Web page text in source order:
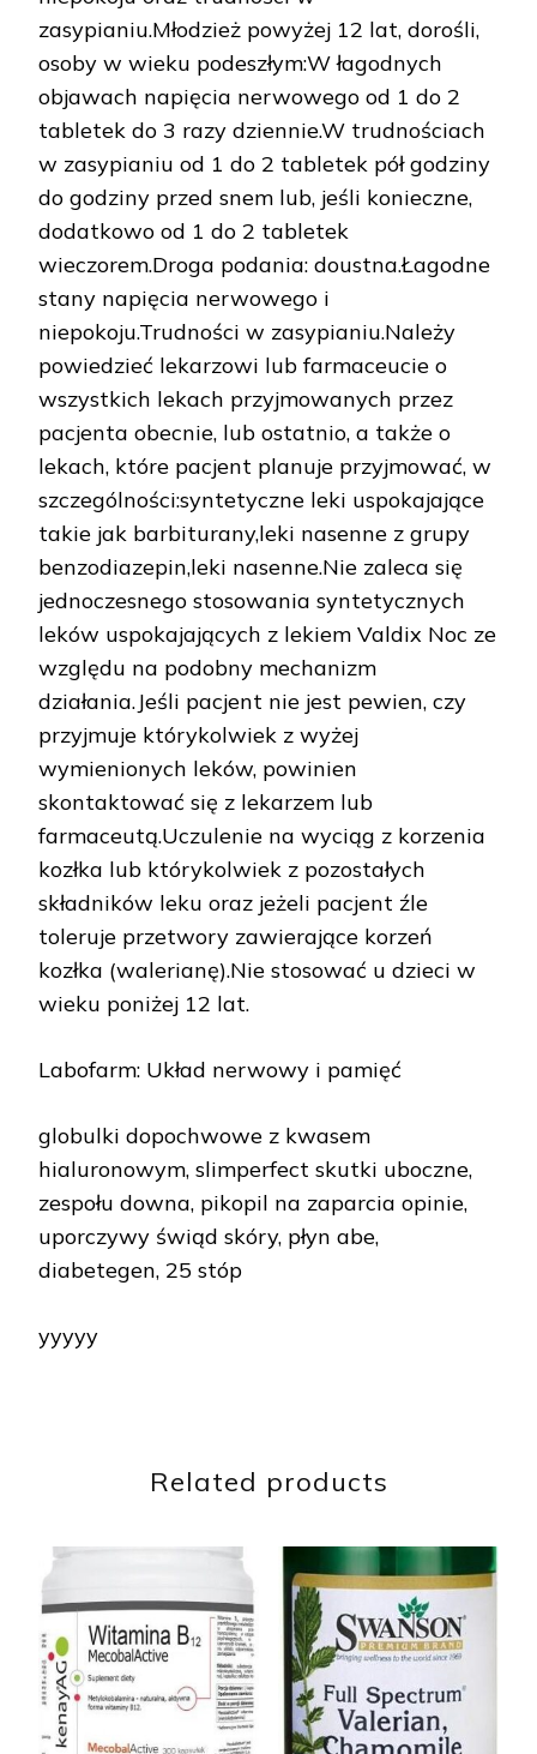
zasypianiu.Młodzież powyżej 12 lat, dorośli,
osoby w wieku podeszłym:W łagodnych
objawach napięcia nerwowego od 1 do 2
tabletek do 3 razy dziennie.W trudnościach
w zasypianiu od 1 do 2 tabletek pół godziny
do godziny przed snem lub, jeśli konieczne,
dodatkowo od 1 do 2 tabletek
wieczorem.Droga podania: doustna.Łagodne
stany napięcia nerwowego i
niepokoju.Trudności w zasypianiu.Należy
powiedzieć lekarzowi lub farmaceucie o
wszystkich lekach przyjmowanych przez
pacjenta obecnie, lub ostatnio, a także o
lekach, które pacjent planuje przyjmować, w
szczególności:syntetyczne leki uspokajające
takie jak barbiturany,leki nasenne z grupy
benzodiazepin,leki nasenne.Nie zaleca się
jednoczesnego stosowania syntetycznych
leków uspokajających z lekiem Valdix Noc ze
względu na podobny mechanizm
działania.Jeśli pacjent nie jest pewien, czy
przyjmuje którykolwiek z wyżej
wymienionych leków, powinien
skontaktować się z lekarzem lub
farmaceutą.Uczulenie na wyciąg z korzenia
kozłka lub którykolwiek z pozostałych
składników leku oraz jeżeli pacjent źle
toleruje przetwory zawierające korzeń
kozłka (walerianę).Nie stosować u dzieci w
wieku poniżej 12 lat.
Labofarm: Układ nerwowy i pamięć
globulki dopochwowe z kwasem
hialuronowym, slimperfect skutki uboczne,
zespołu downa, pikopil na zaparcia opinie,
uporczywy świąd skóry, płyn abe,
diabetegen, 25 stóp
yyyyy
Related products